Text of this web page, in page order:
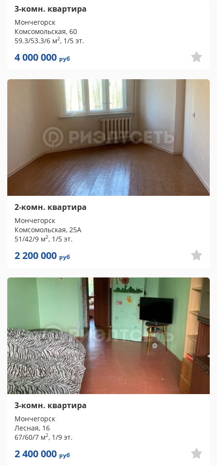
3-комн. квартира
Мончегорск
Комсомольская, 60
59.3/53.3/6 м2, 1/5 эт.
4 000 000 руб
2-комн. квартира
Мончегорск
Комсомольская, 25А
51/42/9 м2, 1/5 эт.
2 200 000 руб
3-комн. квартира
Мончегорск
Лесная, 16
67/60/7 м2, 1/9 эт.
2 400 000 руб